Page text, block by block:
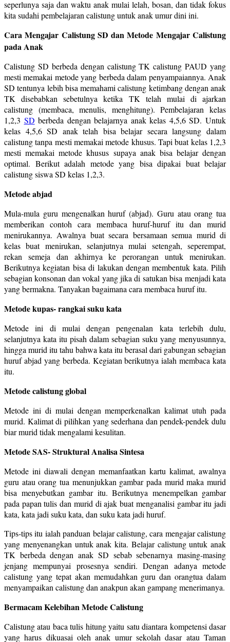
seperlunya saja dan waktu anak mulai lelah, bosan, dan tidak fokus
kita sudahi pembelajaran calistung untuk anak umur dini ini.
Cara Mengajar Calistung SD dan Metode Mengajar Calistung
pada Anak
Calistung SD berbeda dengan calistung TK calistung PAUD yang
mesti memakai metode yang berbeda dalam penyampaiannya. Anak
SD tentunya lebih bisa memahami calistung ketimbang dengan anak
TK disebabkan sebetulnya ketika TK telah mulai di ajarkan
calistung (membaca, menulis, menghitung). Pembelajaran kelas
1,2,3 SD berbeda dengan belajarnya anak kelas 4,5,6 SD. Untuk
kelas 4,5,6 SD anak telah bisa belajar secara langsung dalam
calistung tanpa mesti memakai metode khusus. Tapi buat kelas 1,2,3
mesti memakai metode khusus supaya anak bisa belajar dengan
optimal. Berikut adalah metode yang bisa dipakai buat belajar
calistung siswa SD kelas 1,2,3.
Metode abjad
Mula-mula guru mengenalkan huruf (abjad). Guru atau orang tua
memberikan contoh cara membaca huruf-huruf itu dan murid
menirukannya. Awalnya buat secara bersamaan semua murid di
kelas buat menirukan, selanjutnya mulai setengah, seperempat,
rekan semeja dan akhirnya ke perorangan untuk menirukan.
Berikutnya kegiatan bisa di lakukan dengan membentuk kata. Pilih
sebagian konsonan dan vokal yang jika di satukan bisa menjadi kata
yang bermakna. Tanyakan bagaimana cara membaca huruf itu.
Metode kupas- rangkai suku kata
Metode ini di mulai dengan pengenalan kata terlebih dulu,
selanjutnya kata itu pisah dalam sebagian suku yang menyusunnya,
hingga murid itu tahu bahwa kata itu berasal dari gabungan sebagian
huruf abjad yang berbeda. Kegiatan berikutnya ialah membaca kata
itu.
Metode calistung global
Metode ini di mulai dengan memperkenalkan kalimat utuh pada
murid. Kalimat di pilihkan yang sederhana dan pendek-pendek dulu
biar murid tidak mengalami kesulitan.
Metode SAS- Struktural Analisa Sintesa
Metode ini diawali dengan memanfaatkan kartu kalimat, awalnya
guru atau orang tua menunjukkan gambar pada murid maka murid
bisa menyebutkan gambar itu. Berikutnya menempelkan gambar
pada papan tulis dan murid di ajak buat menganalisi gambar itu jadi
kata, kata jadi suku kata, dan suku kata jadi huruf.
Tips-tips itu ialah panduan belajar calistung, cara mengajar calistung
yang menyenangkan untuk anak kita. Belajar calistung untuk anak
TK berbeda dengan anak SD sebab sebenarnya masing-masing
jenjang mempunyai prosesnya sendiri. Dengan adanya metode
calistung yang tepat akan memudahkan guru dan orangtua dalam
menyampaikan calistung dan anakpun akan gampang menerimanya.
Bermacam Kelebihan Metode Calistung
Calistung atau baca tulis hitung yaitu satu diantara kompetensi dasar
yang harus dikuasai oleh anak umur sekolah dasar atau Taman